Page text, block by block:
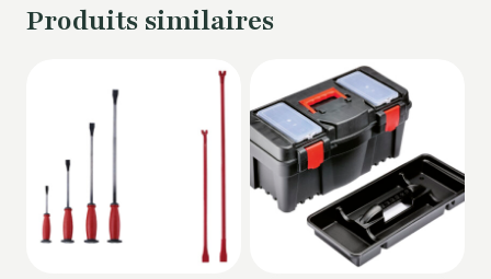
Produits similaires